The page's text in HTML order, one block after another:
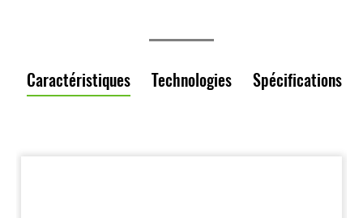
Caractéristiques Technologies Spécifications